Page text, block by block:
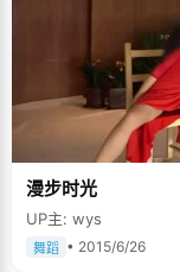
漫步时光
UP主: wys
舞蹈 • 2015/6/26